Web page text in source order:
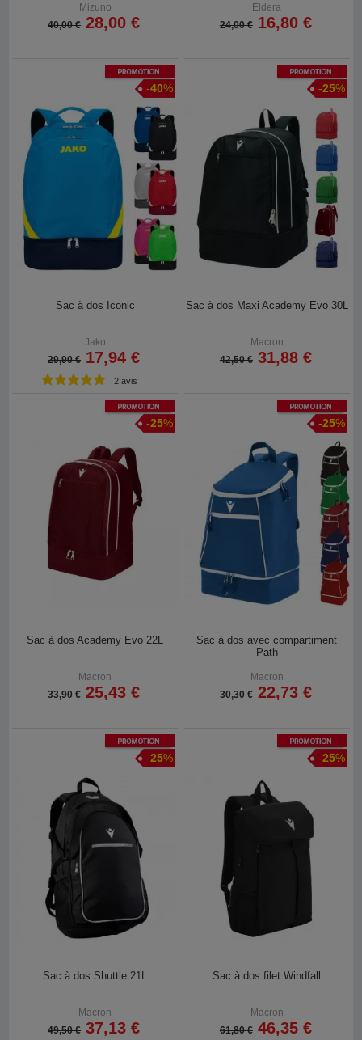
Mizuno
40,00 € 28,00 €
Eldera
24,00 € 16,80 €
Promotion
-40%
Sac à dos Iconic
Jako
29,90 € 17,94 €
2 avis
Promotion
-25%
Sac à dos Maxi Academy Evo 30L
Macron
42,50 € 31,88 €
Promotion
-25%
Sac à dos Academy Evo 22L
Macron
33,90 € 25,43 €
Promotion
-25%
Sac à dos avec compartiment
Path
Macron
30,30 € 22,73 €
Promotion
-25%
Sac à dos Shuttle 21L
Macron
49,50 € 37,13 €
Promotion
-25%
Sac à dos filet Windfall
Macron
61,80 € 46,35 €